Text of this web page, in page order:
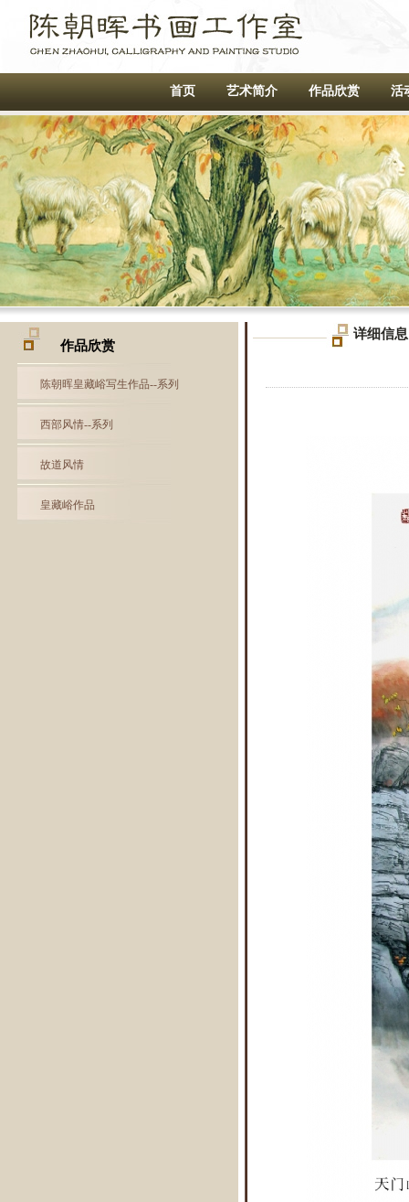
首页 艺术简介 作品欣赏 活
作品欣赏
陈朝晖皇藏峪写生作品--系列
西部风情--系列
故道风情
皇藏峪作品
详细信息